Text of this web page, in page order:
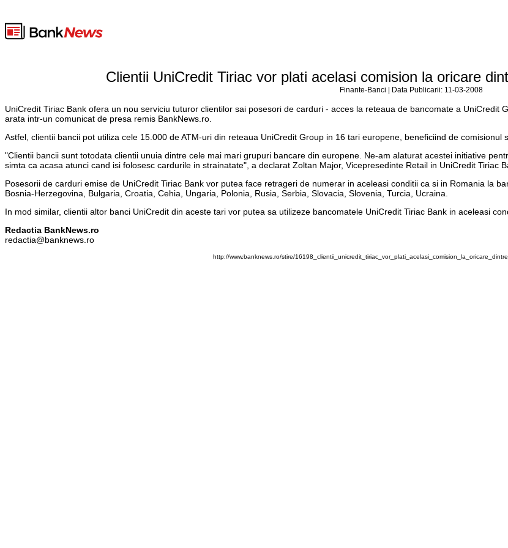
Clientii UniCredit Tiriac vor plati acelasi comision la oricare
Finante-Banci | Data Publicarii: 11-03-2008
UniCredit Tiriac Bank ofera un nou serviciu tuturor clientilor sai posesori de carduri - acces la reteaua de bancomate a
arata intr-un comunicat de presa remis BankNews.ro.
Astfel, clientii bancii pot utiliza cele 15.000 de ATM-uri din reteaua UniCredit Group in 16 tari europene, beneficiind de
"Clientii bancii sunt totodata clientii unuia dintre cele mai mari grupuri bancare din europene. Ne-am alaturat acestei initiative
simta ca acasa atunci cand isi folosesc cardurile in strainatate", a declarat Zoltan Major, Vicepresedinte Retail in UniCredit Tiriac
Posesorii de carduri emise de UniCredit Tiriac Bank vor putea face retrageri de numerar in aceleasi conditii ca si in Romania la
Bosnia-Herzegovina, Bulgaria, Croatia, Cehia, Ungaria, Polonia, Rusia, Serbia, Slovacia, Slovenia, Turcia, Ucraina.
In mod similar, clientii altor banci UniCredit din aceste tari vor putea sa utilizeze bancomatele UniCredit Tiriac Bank in aceleasi
Redactia BankNews.ro
redactia@banknews.ro
http://www.banknews.ro/stire/